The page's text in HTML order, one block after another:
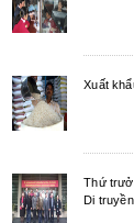
Xuất
Thứ
Di